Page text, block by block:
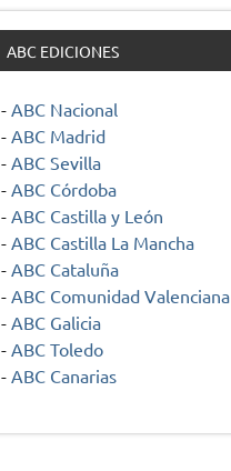
ABC EDICIONES
- ABC Nacional
- ABC Madrid
- ABC Sevilla
- ABC Córdoba
- ABC Castilla y León
- ABC Castilla La Mancha
- ABC Cataluña
- ABC Comunidad Valenciana
- ABC Galicia
- ABC Toledo
- ABC Canarias